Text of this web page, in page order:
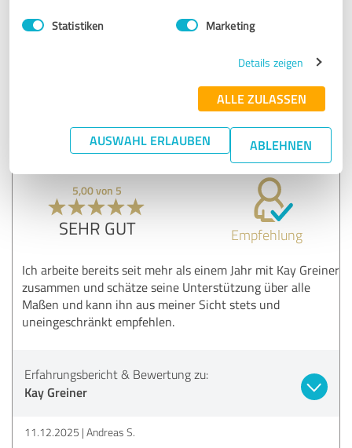
Statistiken Marketing
Details zeigen
ALLE ZULASSEN
AUSWAHL ERLAUBEN ABLEHNEN
Lieber Dieter,
Ich freue mich, dass Du das für Dich so wahrnehmen
5,00 von 5
SEHR GUT Empfehlung
Ich arbeite bereits seit mehr als einem Jahr mit Kay Greiner
zusammen und schätze seine Unterstützung über alle
Maßen und kann ihn aus meiner Sicht stets und
uneingeschränkt empfehlen.
Erfahrungsbericht & Bewertung zu:
Kay Greiner
11.12.2025 Andreas S.